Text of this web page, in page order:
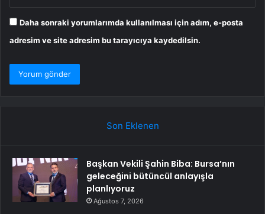
Daha sonraki yorumlarımda kullanılması için adım, e-posta
adresim ve site adresim bu tarayıcıya kaydedilsin.
Son Eklenen
Başkan Vekili Şahin Biba: Bursa’nın
geleceğini bütüncül anlayışla
planlıyoruz
Ağustos 7, 2026